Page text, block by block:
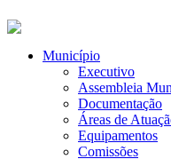
Município
Executivo
Assembleia
Documentação
Áreas de
Equipamentos
Comissões